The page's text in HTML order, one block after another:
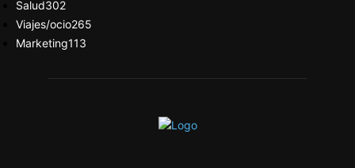
Salud302
Viajes/ocio265
Marketing113